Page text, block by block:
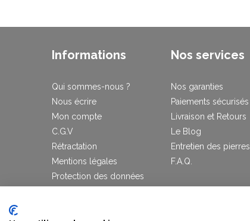
Informations
Qui sommes-nous ?
Nous écrire
Mon compte
C.G.V
Rétractation
Mentions légales
Protection des données
Nos services
Nos garanties
Paiements sécurisés
Livraison et Retours
Le Blog
Entretien des pierres
F.A.Q.